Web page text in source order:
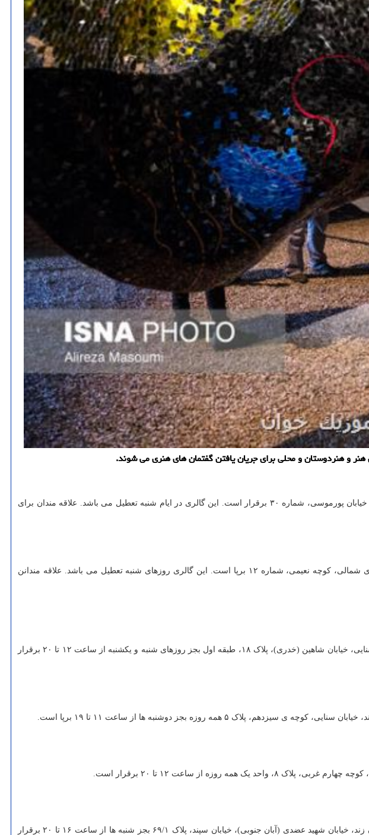
و هنردوستان و محلی برای جریان یافتن گفتمان های هنری می شوند.
نمایشگاه انفرادی «باغ فراموشی» از ونوشه کاظمیان تا یکشنبه ۱۲ تیر در گالری «سو» واقع در خیابان ویلا خیابان سمیه، خیابان پورموسی، شماره ۳۰ برقرار است. این گالری در ایام شنبه تعطیل می باشد. علاقه مندان برای
نمایشگاه انفرادی نقاشی فرشید ملکی تا دوشنبه ۱۳ تیر در نگارخانه هور واقع در خیابان مطهری، خیابان میرزای شیرازی شمالی، کوچه نعیمی، شماره ۱۲ برپا است. این گالری روزهای شنبه تعطیل می باشد. علاقه مندانن
نمایشگاه انفرادی نقاشی و چیدمان «تصویر- ساخته ها» از علی وزیری تا دوشنبه ششم تیر در گالری «اُ» واقع در خیابان سنایی، خیابان شاهین (خدری)، پلاک ۱۸، طبقه اول بجز روزهای شنبه و یکشنبه از ساعت ۱۲ تا ۲۰ برقرار
همه روزه بجز دوشنبه ها از ساعت ۱۱ تا ۱۹ برپا است.
نمایشگاه انفرادی نقاشی «طبیعت بی جان» از رضا بهاروند تا جمعه سوم تیر در گالری ایرانشهر واقع در خیابان کریم خان زند، خیابان شهید عضدی (آبان جنوبی)، خیابان سپند، پلاک ۶۹/۱ بجز شنبه ها از ساعت ۱۶ تا ۲۰ برقرار